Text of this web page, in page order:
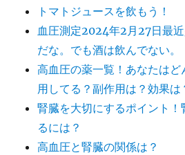
トマトジュースを飲もう！
血圧測定2024年2月27日最
だな。でも酒は飲んでない。
高血圧の薬一覧！あなたはど
用してる？副作用は？効果は
腎臓を大切にするポイント
るには？
高血圧と腎臓の関係は？